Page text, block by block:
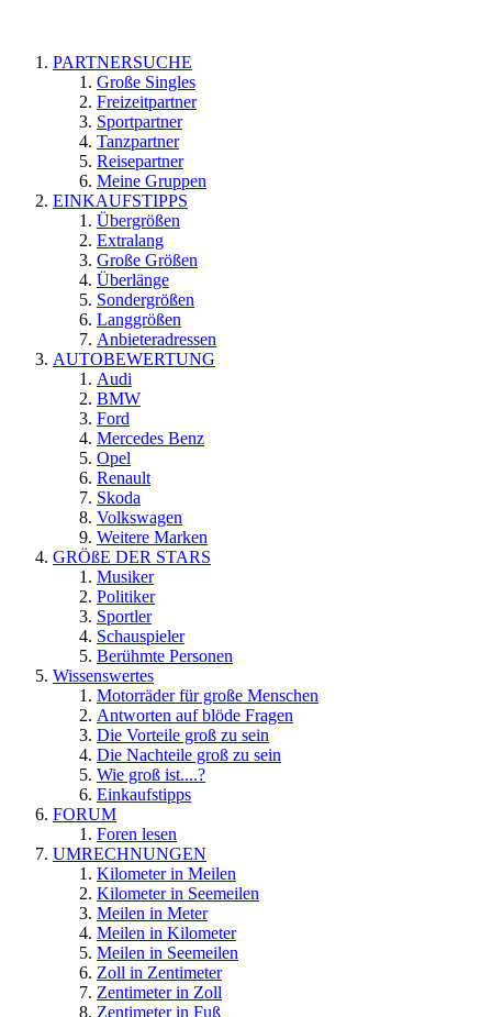
PARTNERSUCHE
Große Singles
Freizeitpartner
Sportpartner
Tanzpartner
Reisepartner
Meine Gruppen
EINKAUFSTIPPS
Übergrößen
Extralang
Große Größen
Überlänge
Sondergrößen
Langgrößen
Anbieteradressen
AUTOBEWERTUNG
Audi
BMW
Ford
Mercedes Benz
Opel
Renault
Skoda
Volkswagen
Weitere Marken
GRÖßE DER STARS
Musiker
Politiker
Sportler
Schauspieler
Berühmte Personen
Wissenswertes
Motorräder für große Menschen
Antworten auf blöde Fragen
Die Vorteile groß zu sein
Die Nachteile groß zu sein
Wie groß ist....?
Einkaufstipps
FORUM
Foren lesen
UMRECHNUNGEN
Kilometer in Meilen
Kilometer in Seemeilen
Meilen in Meter
Meilen in Kilometer
Meilen in Seemeilen
Zoll in Zentimeter
Zentimeter in Zoll
Zentimeter in Fuß